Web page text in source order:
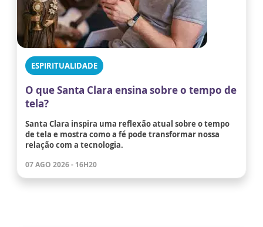
ESPIRITUALIDADE
O que Santa Clara ensina sobre o tempo de
tela?
Santa Clara inspira uma reflexão atual sobre o tempo
de tela e mostra como a fé pode transformar nossa
relação com a tecnologia.
07 AGO 2026 - 16H20